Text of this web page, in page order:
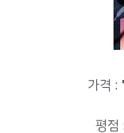
가격 :
평